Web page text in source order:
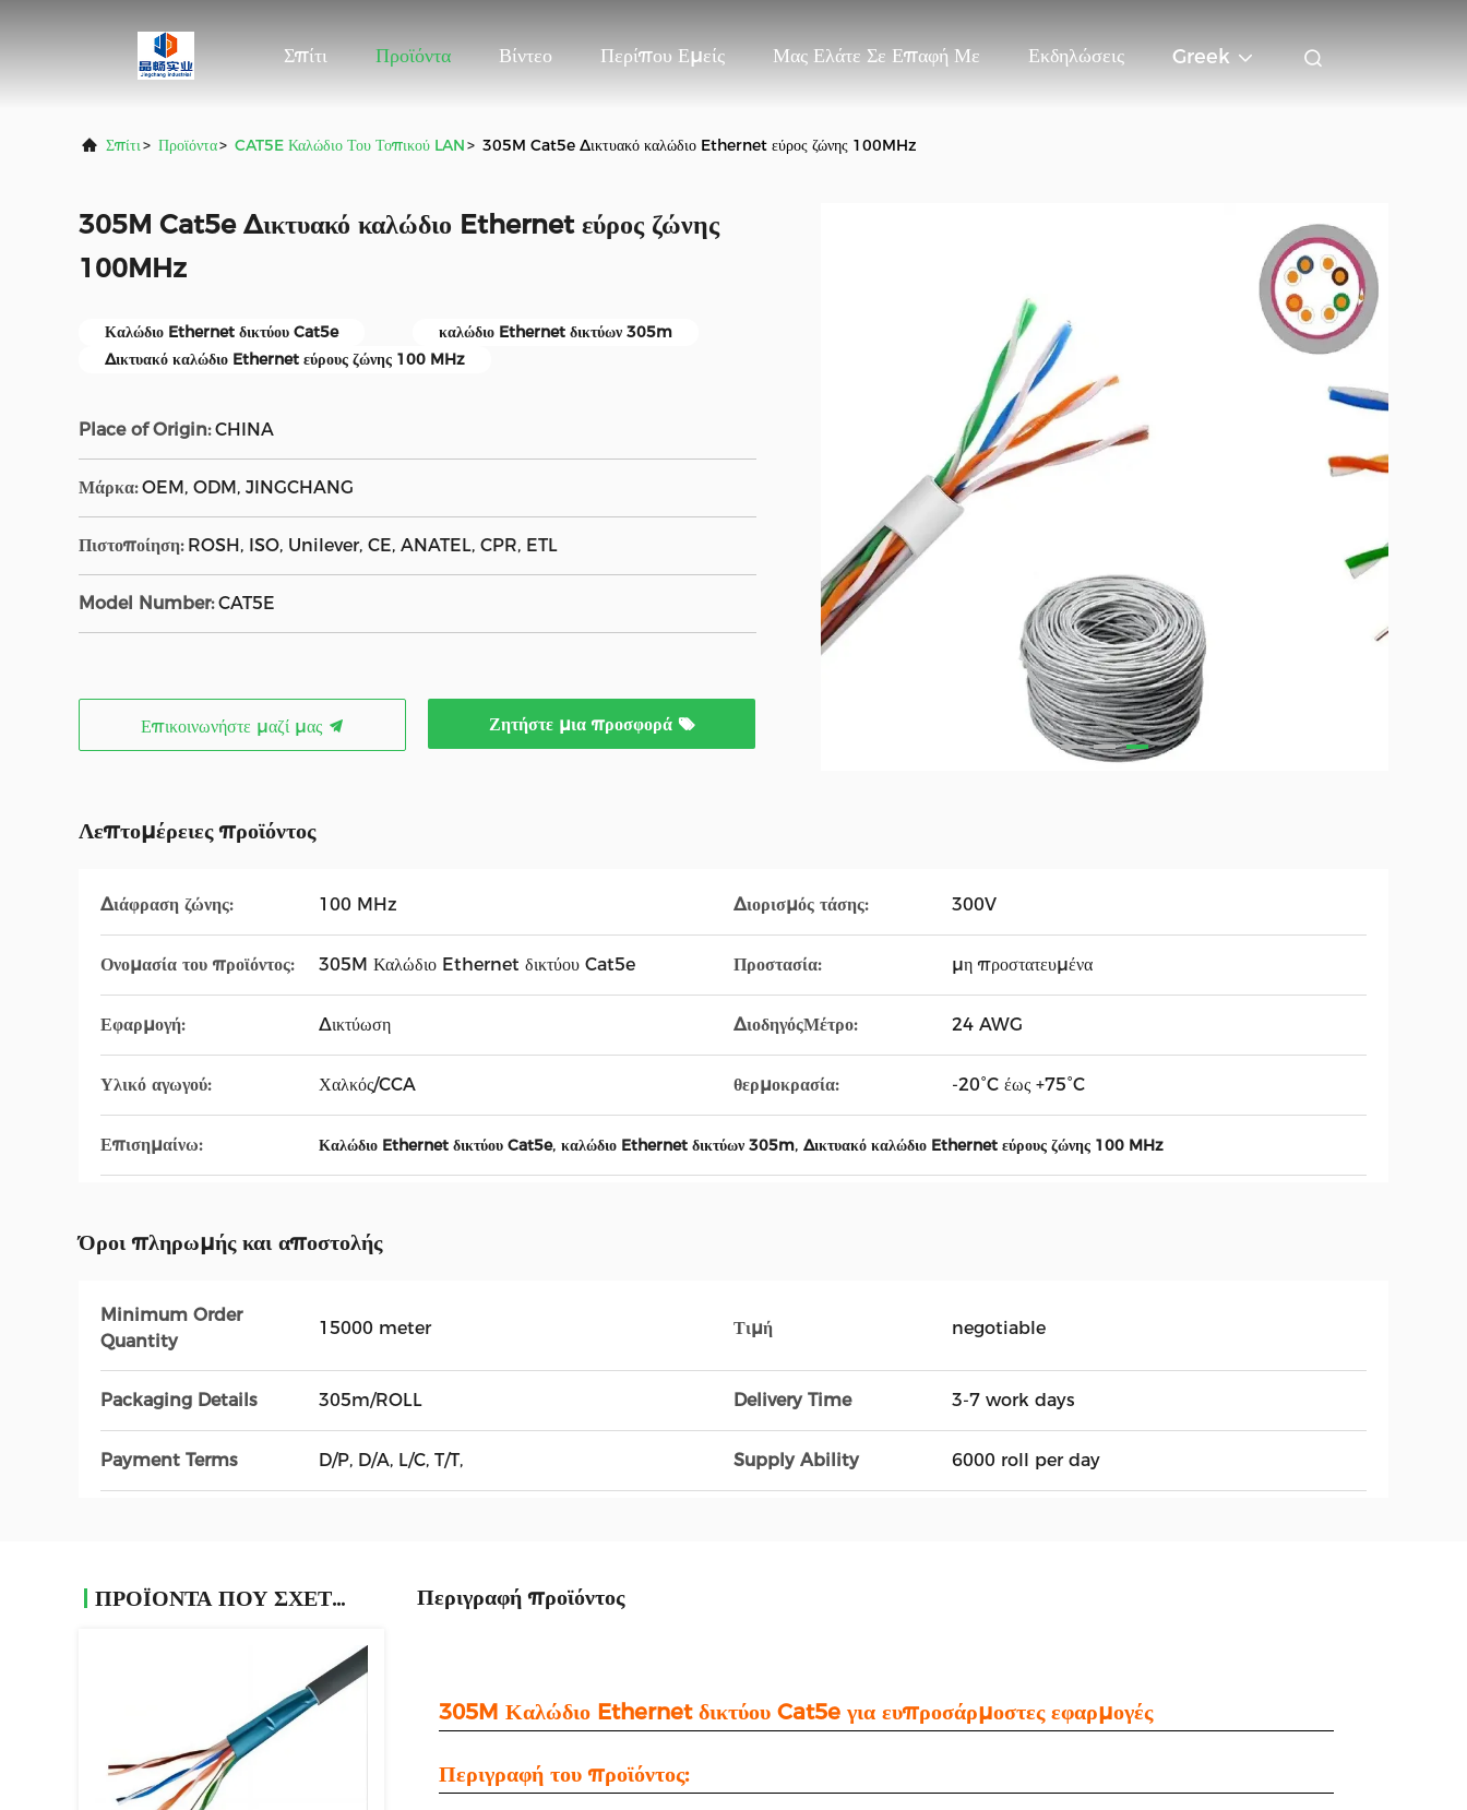
Σπίτι Προϊόντα Βίντεο Περίπου Εμείς Μας Ελάτε Σε Επαφή Με Εκδηλώσεις Greek
Σπίτι> Προϊόντα> CAT5E Καλώδιο Του Τοπικού LAN> 305M Cat5e Δικτυακό καλώδιο Ethernet εύρος ζώνης 100MHz
305M Cat5e Δικτυακό καλώδιο Ethernet εύρος ζώνης
100MHz
Καλώδιο Ethernet δικτύου Cat5e
καλώδιο Ethernet δικτύων 305m
Δικτυακό καλώδιο Ethernet εύρους ζώνης 100 MHz
Place of Origin: CHINA
Μάρκα: OEM, ODM, JINGCHANG
Πιστοποίηση: ROSH, ISO, Unilever, CE, ANATEL, CPR, ETL
Model Number: CAT5E
Επικοινωνήστε μαζί μας Ζητήστε μια προσφορά
Λεπτομέρειες προϊόντος
Διάφραση ζώνης: 100 MHz Διορισμός τάσης: 300V
Ονομασία του προϊόντος: 305M Καλώδιο Ethernet δικτύου Cat5e Προστασία: μη προστατευμένα
Εφαρμογή: Δικτύωση ΔιοδηγόςΜέτρο: 24 AWG
Υλικό αγωγού: Χαλκός/CCA θερμοκρασία: -20°C έως +75°C
Επισημαίνω: Καλώδιο Ethernet δικτύου Cat5e, καλώδιο Ethernet δικτύων 305m, Δικτυακό καλώδιο Ethernet εύρους ζώνης 100 MHz
Όροι πληρωμής και αποστολής
Minimum Order
Quantity
15000 meter Τιμή negotiable
Packaging Details 305m/ROLL Delivery Time 3-7 work days
Payment Terms D/P, D/A, L/C, T/T, Supply Ability 6000 roll per day
ΠΡΟΪΌΝΤΑ ΠΟΥ ΣΧΕΤΊΖΟΝΤΑΙ Περιγραφή προϊόντος
305M Καλώδιο Ethernet δικτύου Cat5e για ευπροσάρμοστες εφαρμογές
Περιγραφή του προϊόντος: